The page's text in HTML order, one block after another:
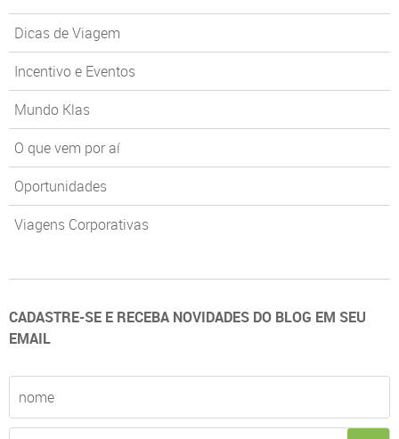
Dicas de Viagem
Incentivo e Eventos
Mundo Klas
O que vem por aí
Oportunidades
Viagens Corporativas
CADASTRE-SE E RECEBA NOVIDADES DO BLOG EM SEU
EMAIL